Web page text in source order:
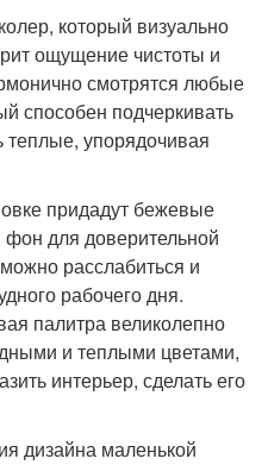
который визуально
ощущение чистоты и
смотрятся любые
способен подчеркивать
упорядочивая
придадут бежевые
для доверительной
расслабиться и
рабочего дня.
палитра великолепно
и теплыми цветами,
интерьер, сделать его
дизайна маленькой